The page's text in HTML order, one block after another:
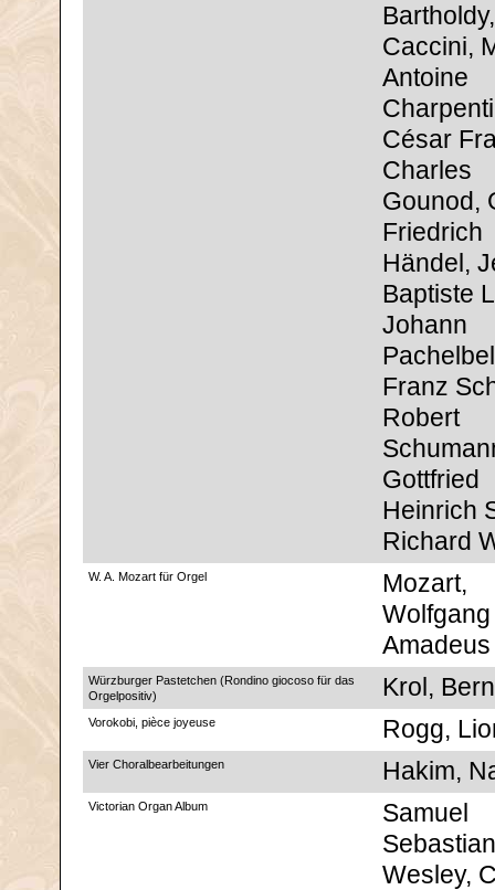
Caccini,
Antoine
César
Charles
Gounod,
Friedrich
Händel,
Baptiste
Johann
Franz
Robert
Gottfried
Heinrich
Richard
W. A. Mozart für Orgel
Mozart,
Wolfgang
Amadeus
Würzburger Pastetchen (Rondino giocoso für das
Orgelpositiv)
Krol,
Vorokobi, pièce joyeuse Rogg,
Vier Choralbearbeitungen Hakim,
Victorian Organ Album
Samuel
Sebastian
Wesley,